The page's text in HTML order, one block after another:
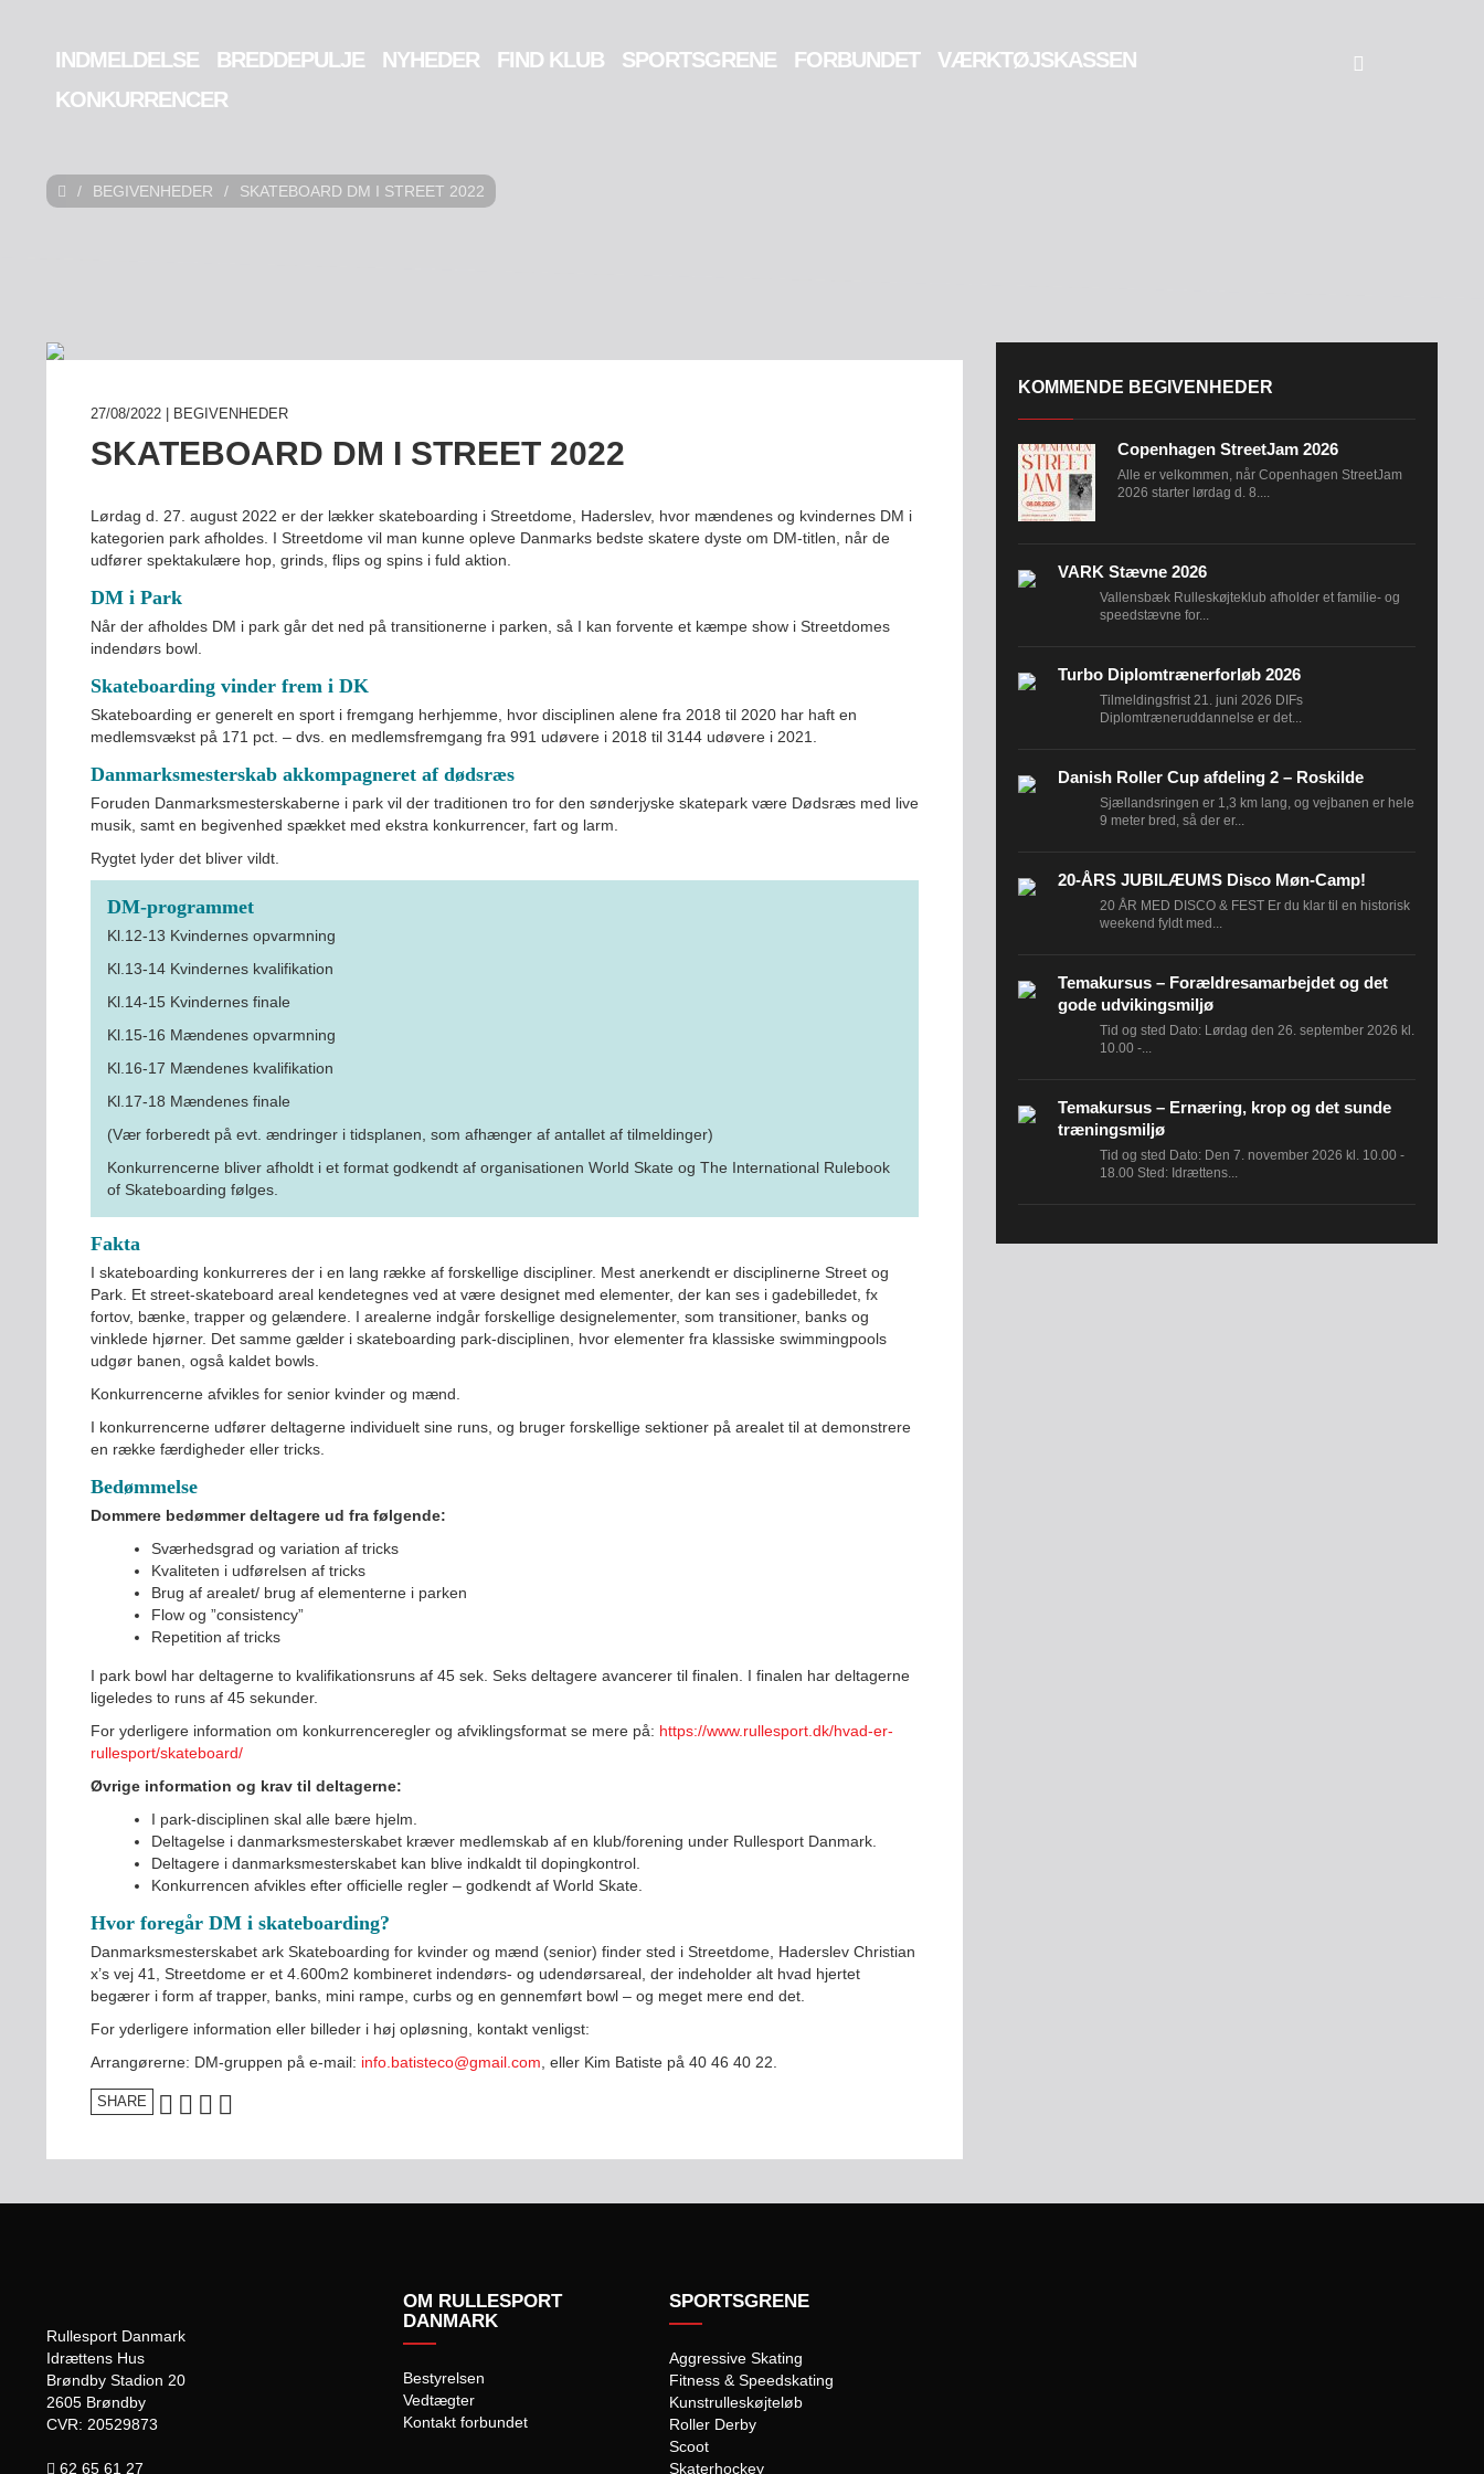
INDMELDELSE BREDDEPULJE NYHEDER FIND KLUB SPORTSGRENE FORBUNDET
VÆRKTØJSKASSEN
KONKURRENCER
/ BEGIVENHEDER / SKATEBOARD DM I STREET 2022
INDMELDELSE
BREDDEPULJE
FIND KLUB
SPORTSGRENE
FORBUNDET
VÆRKTØJSKASSEN
KONKURRENCER
27/08/2022 | BEGIVENHEDER
SKATEBOARD DM I STREET 2022
Lørdag d. 27. august 2022 er der lækker skateboarding i Streetdome, Haderslev, hvor mændenes og kvindernes DM i
kategorien park afholdes. I Streetdome vil man kunne opleve Danmarks bedste skatere dyste om DM-titlen, når de
udfører spektakulære hop, grinds, flips og spins i fuld aktion.
DM i Park
Når der afholdes DM i park går det ned på transitionerne i parken, så I kan forvente et kæmpe show i Streetdomes
indendørs bowl.
Skateboarding vinder frem i DK
Skateboarding er generelt en sport i fremgang herhjemme, hvor disciplinen alene fra 2018 til 2020 har haft en
medlemsvækst på 171 pct. – dvs. en medlemsfremgang fra 991 udøvere i 2018 til 3144 udøvere i 2021.
Danmarksmesterskab akkompagneret af dødsræs
Foruden Danmarksmesterskaberne i park vil der traditionen tro for den sønderjyske skatepark være Dødsræs med live
musik, samt en begivenhed spækket med ekstra konkurrencer, fart og larm.
Rygtet lyder det bliver vildt.
DM-programmet
Kl.12-13 Kvindernes opvarmning
Kl.13-14 Kvindernes kvalifikation
Kl.14-15 Kvindernes finale
Kl.15-16 Mændenes opvarmning
Kl.16-17 Mændenes kvalifikation
Kl.17-18 Mændenes finale
(Vær forberedt på evt. ændringer i tidsplanen, som afhænger af antallet af tilmeldinger)
Konkurrencerne bliver afholdt i et format godkendt af organisationen World Skate og The International Rulebook
of Skateboarding følges.
Fakta
I skateboarding konkurreres der i en lang række af forskellige discipliner. Mest anerkendt er disciplinerne Street og
Park. Et street-skateboard areal kendetegnes ved at være designet med elementer, der kan ses i gadebilledet, fx
fortov, bænke, trapper og gelændere. I arealerne indgår forskellige designelementer, som transitioner, banks og
vinklede hjørner. Det samme gælder i skateboarding park-disciplinen, hvor elementer fra klassiske swimmingpools
udgør banen, også kaldet bowls.
Konkurrencerne afvikles for senior kvinder og mænd.
I konkurrencerne udfører deltagerne individuelt sine runs, og bruger forskellige sektioner på arealet til at demonstrere
en række færdigheder eller tricks.
Bedømmelse
Dommere bedømmer deltagere ud fra følgende:
Sværhedsgrad og variation af tricks
Kvaliteten i udførelsen af tricks
Brug af arealet/ brug af elementerne i parken
Flow og ”consistency”
Repetition af tricks
I park bowl har deltagerne to kvalifikationsruns af 45 sek. Seks deltagere avancerer til finalen. I finalen har deltagerne
ligeledes to runs af 45 sekunder.
For yderligere information om konkurrenceregler og afviklingsformat se mere på: https://www.rullesport.dk/hvad-er-
rullesport/skateboard/
Øvrige information og krav til deltagerne:
I park-disciplinen skal alle bære hjelm.
Deltagelse i danmarksmesterskabet kræver medlemskab af en klub/forening under Rullesport Danmark.
Deltagere i danmarksmesterskabet kan blive indkaldt til dopingkontrol.
Konkurrencen afvikles efter officielle regler – godkendt af World Skate.
Hvor foregår DM i skateboarding?
Danmarksmesterskabet ark Skateboarding for kvinder og mænd (senior) finder sted i Streetdome, Haderslev Christian
x’s vej 41, Streetdome er et 4.600m2 kombineret indendørs- og udendørsareal, der indeholder alt hvad hjertet
begærer i form af trapper, banks, mini rampe, curbs og en gennemført bowl – og meget mere end det.
For yderligere information eller billeder i høj opløsning, kontakt venligst:
Arrangørerne: DM-gruppen på e-mail: info.batisteco@gmail.com , eller Kim Batiste på 40 46 40 22.
SHARE
KOMMENDE BEGIVENHEDER
Copenhagen StreetJam 2026
Alle er velkommen, når Copenhagen StreetJam
2026 starter lørdag d. 8....
VARK Stævne 2026
Vallensbæk Rulleskøjteklub afholder et familie- og
speedstævne for...
Turbo Diplomtrænerforløb 2026
Tilmeldingsfrist 21. juni 2026 DIFs
Diplomtræneruddannelse er det...
Danish Roller Cup afdeling 2 – Roskilde
Sjællandsringen er 1,3 km lang, og vejbanen er hele
9 meter bred, så der er...
20-ÅRS JUBILÆUMS Disco Møn-Camp!
20 ÅR MED DISCO & FEST Er du klar til en historisk
weekend fyldt med...
Temakursus – Forældresamarbejdet og det
gode udvikingsmiljø
Tid og sted Dato: Lørdag den 26. september 2026 kl.
10.00 -...
Temakursus – Ernæring, krop og det sunde
træningsmiljø
Tid og sted Dato: Den 7. november 2026 kl. 10.00 -
18.00 Sted: Idrættens...
Rullesport Danmark
Idrættens Hus
Brøndby Stadion 20
2605 Brøndby
CVR: 20529873
62 65 61 27
OM RULLESPORT
DANMARK
Bestyrelsen
Vedtægter
Kontakt forbundet
SPORTSGRENE
Aggressive Skating
Fitness & Speedskating
Kunstrulleskøjteløb
Roller Derby
Scoot
Skaterhockey